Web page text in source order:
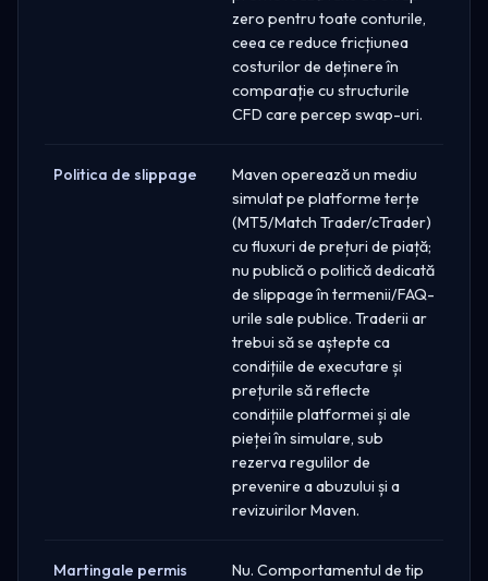
zero pentru toate conturile,
ceea ce reduce fricțiunea
costurilor de deținere în
comparație cu structurile
CFD care percep swap-uri.
Politica de slippage
Maven operează un mediu
simulat pe platforme terțe
(MT5/Match Trader/cTrader)
cu fluxuri de prețuri de piață;
nu publică o politică dedicată
de slippage în termenii/FAQ-
urile sale publice. Traderii ar
trebui să se aștepte ca
condițiile de executare și
prețurile să reflecte
condițiile platformei și ale
pieței în simulare, sub
rezerva regulilor de
prevenire a abuzului și a
revizuirilor Maven.
Martingale permis
Nu. Comportamentul de tip